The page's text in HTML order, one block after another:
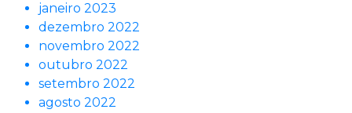
janeiro 2023
dezembro 2022
novembro 2022
outubro 2022
setembro 2022
agosto 2022